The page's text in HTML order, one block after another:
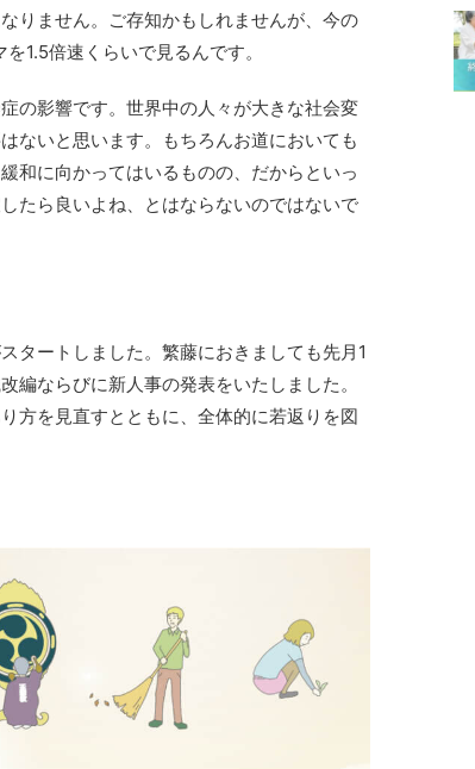
りません。ご存知かもしれませんが、今の
1.5倍速くらいで見るんです。
の影響です。世界中の人々が大きな社会変
ないと思います。もちろんお道においても
和に向かってはいるものの、だからといっ
たら良いよね、とはならないのではないで
タートしました。繁藤におきましても先月1
編ならびに新人事の発表をいたしました。
方を見直すとともに、全体的に若返りを図